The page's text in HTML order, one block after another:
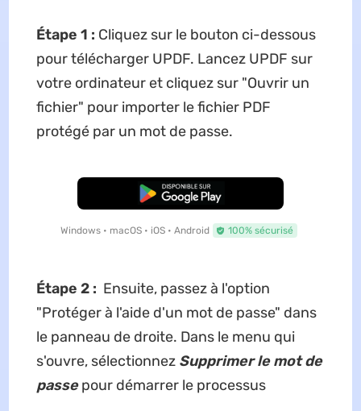
Étape 1 : Cliquez sur le bouton ci-dessous
pour télécharger UPDF. Lancez UPDF sur
votre ordinateur et cliquez sur "Ouvrir un
fichier" pour importer le fichier PDF
protégé par un mot de passe.
TÉLÉCHARGER
Windows • macOS • iOS • Android 100% sécurisé
Étape 2 : Ensuite, passez à l'option
"Protéger à l'aide d'un mot de passe" dans
le panneau de droite. Dans le menu qui
s'ouvre, sélectionnez Supprimer le mot de
passepour démarrer le processus